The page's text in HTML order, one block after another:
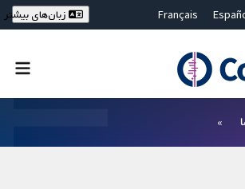
Français
ไ
繁體中文
زبان‌های بیشتر